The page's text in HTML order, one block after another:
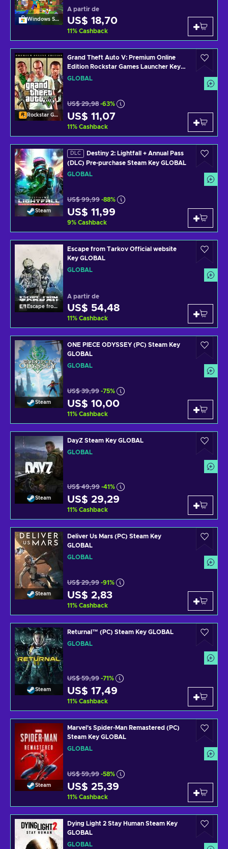
Windows Store
A partir de
US$ 18,70
11% Cashback
Rockstar Games Launcher
Grand Theft Auto V: Premium Online
Edition Rockstar Games Launcher Key
GLOBAL
GLOBAL
US$ 29,98 -63%
US$ 11,07
11% Cashback
Steam
DLC
Destiny 2: Lightfall + Annual Pass
(DLC) Pre-purchase Steam Key GLOBAL
GLOBAL
US$ 99,99 -88%
US$ 11,99
9% Cashback
Escape from Tarkov
Escape from Tarkov Official website
Key GLOBAL
GLOBAL
A partir de
US$ 54,48
11% Cashback
Steam
ONE PIECE ODYSSEY (PC) Steam Key
GLOBAL
GLOBAL
US$ 39,99 -75%
US$ 10,00
11% Cashback
Steam
DayZ Steam Key GLOBAL
GLOBAL
US$ 49,99 -41%
US$ 29,29
11% Cashback
Steam
Deliver Us Mars (PC) Steam Key
GLOBAL
GLOBAL
US$ 29,99 -91%
US$ 2,83
11% Cashback
Steam
Returnal™ (PC) Steam Key GLOBAL
GLOBAL
US$ 59,99 -71%
US$ 17,49
11% Cashback
Steam
Marvel's Spider-Man Remastered (PC)
Steam Key GLOBAL
GLOBAL
US$ 59,99 -58%
US$ 25,39
11% Cashback
Dying Light 2 Stay Human Steam Key
GLOBAL
GLOBAL